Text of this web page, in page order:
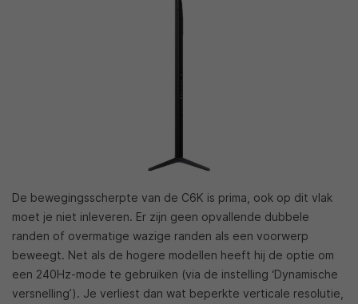
De bewegingsscherpte van de C6K is prima, ook op dit vlak
moet je niet inleveren. Er zijn geen opvallende dubbele
randen of overmatige wazige randen als een voorwerp
beweegt. Net als de hogere modellen heeft hij de optie om
een 240Hz-mode te gebruiken (via de instelling ‘Dynamische
versnelling’). Je verliest dan wat beperkte verticale resolutie,